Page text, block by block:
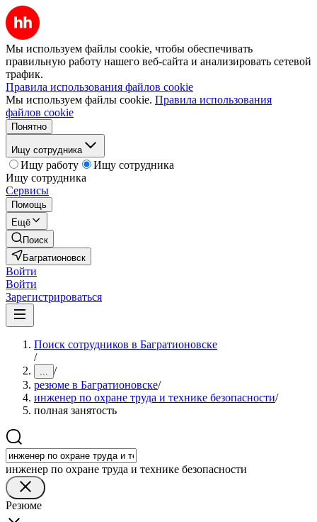
Мы используем файлы cookie, чтобы обеспечивать
правильную работу нашего веб-сайта и анализировать сетевой
трафик.
Правила использования файлов cookie
Мы используем файлы cookie. Правила использования
файлов cookie
Понятно
Ищу сотрудника
Ищу работу
Ищу сотрудника
Ищу сотрудника
Сервисы
Помощь
Ещё
Поиск
Багратионовск
Войти
Войти
Зарегистрироваться
Поиск сотрудников в Багратионовске
/
... /
резюме в Багратионовске/
инженер по охране труда и технике безопасности/
полная занятость
инженер по охране труда и технике безопасности
Резюме